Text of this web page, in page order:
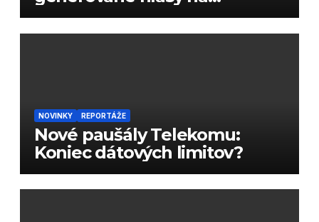
podvody
NOVINKY REPORTÁŽE
Nové paušály Telekomu:
Koniec dátových limitov?